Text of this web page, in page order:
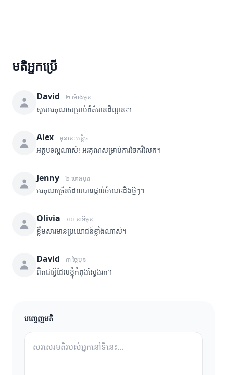
មតិអ្នកប្រើ
David ២ ម៉ោងមុន
សូមអរគុណសម្រាប់ព័ត៌មានដ៏ល្អនេះ។
Alex មុននេះបន្តិច
អត្ថបទល្អណាស់! អរគុណសម្រាប់ការចែករំលែក។
Jenny ២ ម៉ោងមុន
អរគុណច្រើនដែលបានផ្តល់ចំណេះដឹងថ្មីៗ។
Olivia ១០ នាទីមុន
ខ្លឹមសារមានប្រយោជន៍ខ្លាំងណាស់។
David ៣ ថ្ងៃមុន
ពិតជាអ្វីដែលខ្ញុំកំពុងស្វែងរក។
បញ្ចេញមតិ